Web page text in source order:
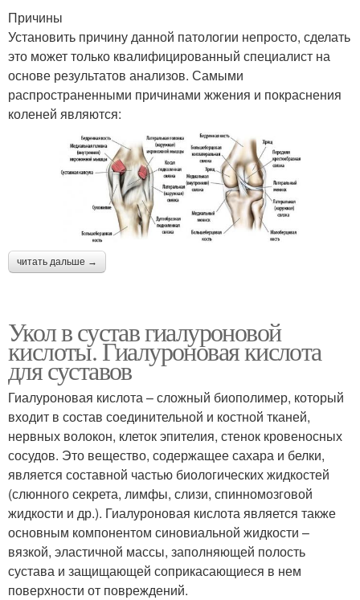
Причины
Установить причину данной патологии непросто, сделать
это может только квалифицированный специалист на
основе результатов анализов. Самыми
распространенными причинами жжения и покраснения
коленей являются:
читать дальше →
Укол в сустав гиалуроновой
кислоты. Гиалуроновая кислота
для суставов
Гиалуроновая кислота – сложный биополимер, который
входит в состав соединительной и костной тканей,
нервных волокон, клеток эпителия, стенок кровеносных
сосудов. Это вещество, содержащее сахара и белки,
является составной частью биологических жидкостей
(слюнного секрета, лимфы, слизи, спинномозговой
жидкости и др.). Гиалуроновая кислота является также
основным компонентом синовиальной жидкости –
вязкой, эластичной массы, заполняющей полость
сустава и защищающей соприкасающиеся в нем
поверхности от повреждений.